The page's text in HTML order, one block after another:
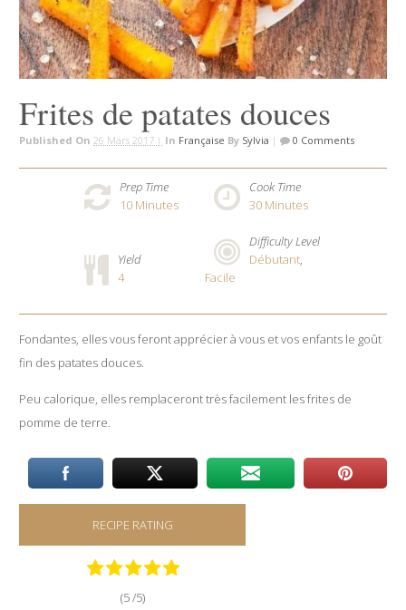
Frites de patates douces
Published On26 Mars 2017 | In Française By Sylvia | 0 Comments
Prep Time
10Minutes
Cook Time
30Minutes
Yield
4
Difficulty Level
Débutant,
Facile
Fondantes, elles vous feront apprécier à vous et vos enfants le goût
fin des patates douces.
Peu calorique, elles remplaceront très facilement les frites de
pomme de terre.
RECIPE RATING
(5 /5)